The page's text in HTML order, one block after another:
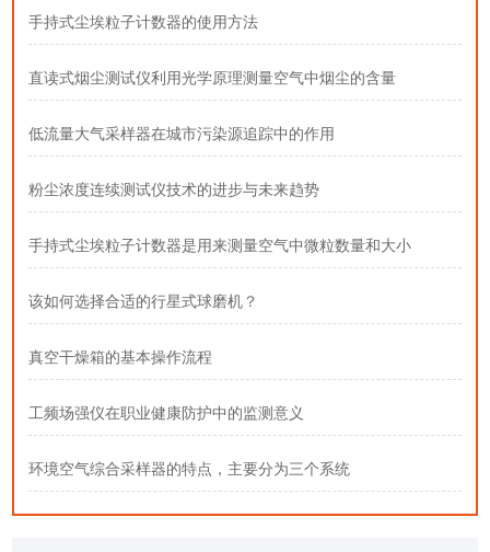
手持式尘埃粒子计数器的使用方法
直读式烟尘测试仪利用光学原理测量空气中烟尘的含量
低流量大气采样器在城市污染源追踪中的作用
粉尘浓度连续测试仪技术的进步与未来趋势
手持式尘埃粒子计数器是用来测量空气中微粒数量和大小
该如何选择合适的行星式球磨机？
真空干燥箱的基本操作流程
工频场强仪在职业健康防护中的监测意义
环境空气综合采样器的特点，主要分为三个系统